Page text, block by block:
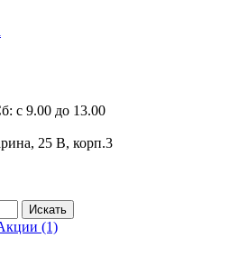
с 9.00 до 13.00
25 В, корп.3
(1)